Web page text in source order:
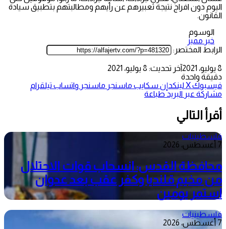
اليوم دون افراج نتيجة تعبيرهم عن رأيهم ومطالبتهم بتطبيق سيادة
القانون.
الوسوم
خبر مميز
الرابط المختصر:
8 يوليو، 2021
آخر تحديث: 8 يوليو، 2021
دقيقة واحدة
فيسبوك‫Xلينكدإن سكايب ماسنجر ماسنجر واتساب تيلقرام
مشاركة عبر البريد طباعة
أقرأ التالي
فلسطينيات
7 أغسطس، 2026
محافظة القدس: انسحاب قوات الاحتلال
من مخيم قلنديا وكفر عقب بعد عدوان
استمر يومين
فلسطينيات
7 أغسطس، 2026